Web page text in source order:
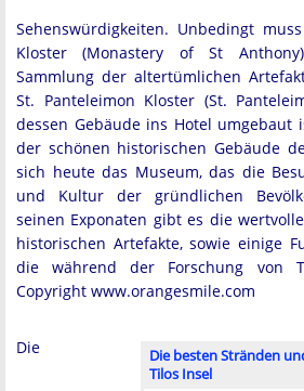
Sehenswürdigkeiten. Unbedingt
Kloster (Monastery of St
Sammlung der altertümlichen
St. Panteleimon Kloster (St.
dessen Gebäude ins Hotel umgebaut
der schönen historischen Gebäude
sich heute das Museum, das die
und Kultur der gründlichen
seinen Exponaten gibt es die
historischen Artefakte, sowie einige
die während der Forschung von
Copyright www.orangesmile.com
Die besten Stränden
Tilos Insel
Die